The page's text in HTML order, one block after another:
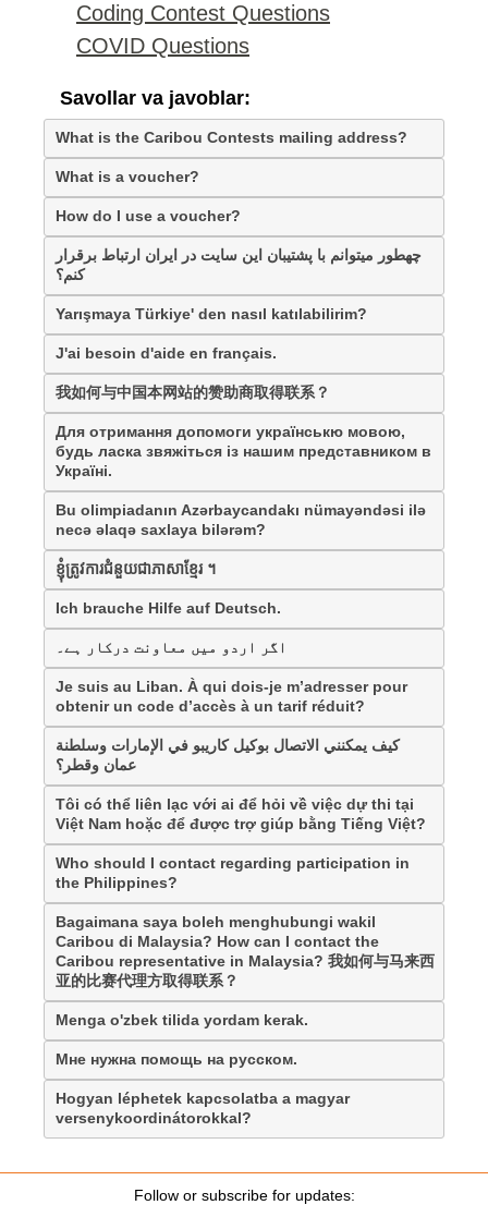
Coding Contest Questions
COVID Questions
Savollar va javoblar:
What is the Caribou Contests mailing address?
What is a voucher?
How do I use a voucher?
چهطور میتوانم با پشتیبان این سایت در ایران ارتباط برقرار
کنم؟
Yarışmaya Türkiye' den nasıl katılabilirim?
J'ai besoin d'aide en français.
我如何与中国本网站的赞助商取得联系？
Для отримання допомоги українськю мовою,
будь ласка звяжіться із нашим представником в
Україні.
Bu olimpiadanın Azərbaycandakı nümayəndəsi ilə
necə əlaqə saxlaya bilərəm?
ខ្ញុំត្រូវការជំនួយជាភាសាខ្មែរ ។
Ich brauche Hilfe auf Deutsch.
اگر اردو میں معاونت درکار ہے۔
Je suis au Liban. À qui dois-je m’adresser pour
obtenir un code d’accès à un tarif réduit?
كيف يمكنني الاتصال بوكيل كاريبو في الإمارات وسلطنة
عمان وقطر؟
Tôi có thể liên lạc với ai để hỏi về việc dự thi tại
Việt Nam hoặc để được trợ giúp bằng Tiếng Việt?
Who should I contact regarding participation in
the Philippines?
Bagaimana saya boleh menghubungi wakil
Caribou di Malaysia? How can I contact the
Caribou representative in Malaysia? 我如何与马来西
亚的比赛代理方取得联系？
Menga o'zbek tilida yordam kerak.
Мне нужна помощь на русском.
Hogyan léphetek kapcsolatba a magyar
versenykoordinátorokkal?
Follow or subscribe for updates: